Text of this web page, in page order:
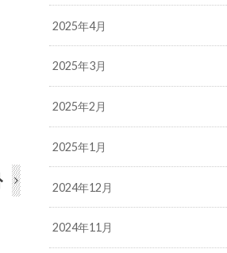
2025年4月
2025年3月
2025年2月
2025年1月
2024年12月
2024年11月